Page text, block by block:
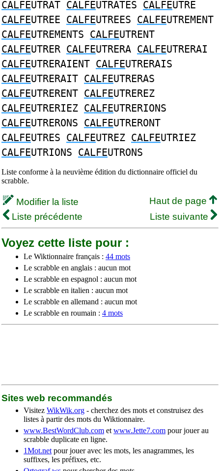
CALFEUTRAT CALFEUTRATES CALFEUTRE
CALFEUTREE CALFEUTREES CALFEUTREMENT
CALFEUTREMENTS CALFEUTRENT
CALFEUTRER CALFEUTRERA CALFEUTRERAI
CALFEUTRERAIENT CALFEUTRERAIS
CALFEUTRERAIT CALFEUTRERAS
CALFEUTRERENT CALFEUTREREZ
CALFEUTRERIEZ CALFEUTRERIONS
CALFEUTRERONS CALFEUTRERONT
CALFEUTRES CALFEUTREZ CALFEUTRIEZ
CALFEUTRIONS CALFEUTRONS
Liste conforme à la neuvième édition du dictionnaire officiel du
scrabble.
Modifier la liste
Haut de page
Liste précédente
Liste suivante
Voyez cette liste pour :
Le Wiktionnaire français : 44 mots
Le scrabble en anglais : aucun mot
Le scrabble en espagnol : aucun mot
Le scrabble en italien : aucun mot
Le scrabble en allemand : aucun mot
Le scrabble en roumain : 4 mots
Sites web recommandés
Visitez WikWik.org - cherchez des mots et construisez des
listes à partir des mots du Wiktionnaire.
www.BestWordClub.com et www.Jette7.com pour jouer au
scrabble duplicate en ligne.
1Mot.net pour jouer avec les mots, les anagrammes, les
suffixes, les préfixes, etc.